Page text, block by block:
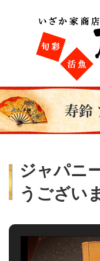
寿鈴
ジャパニ
うござい